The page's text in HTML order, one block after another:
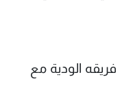
الودية مع